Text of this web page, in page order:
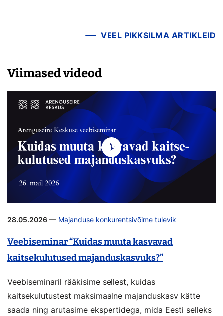
VEEL PIKKSILMA ARTIKLEID
Viimased videod
28.05.2026 — Majanduse konkurentsivõime tulevik
Veebiseminar “Kuidas muuta kasvavad
kaitsekulutused majanduskasvuks?”
Veebiseminaril rääkisime sellest, kuidas
kaitsekulutustest maksimaalne majanduskasv kätte
saada ning arutasime ekspertidega, mida Eesti selleks